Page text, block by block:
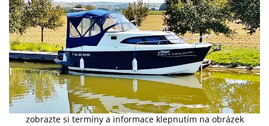
zobrazte si termíny a informace klepnutím na obrázek